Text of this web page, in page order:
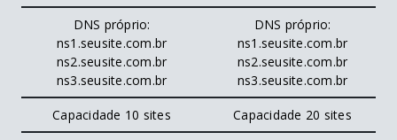
DNS próprio:
ns1.seusite.com.br
ns2.seusite.com.br
ns3.seusite.com.br
DNS próprio:
ns1.seusite.com.br
ns2.seusite.com.br
ns3.seusite.com.br
Capacidade 10 sites Capacidade 20 sites